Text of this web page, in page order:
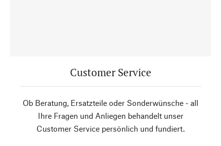
Customer Service
Ob Beratung, Ersatzteile oder Sonderwünsche - all
Ihre Fragen und Anliegen behandelt unser
Customer Service persönlich und fundiert.